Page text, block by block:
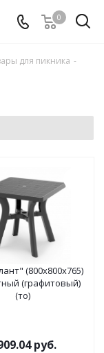
0
для пикника -
(графитовый)
(то)
руб.